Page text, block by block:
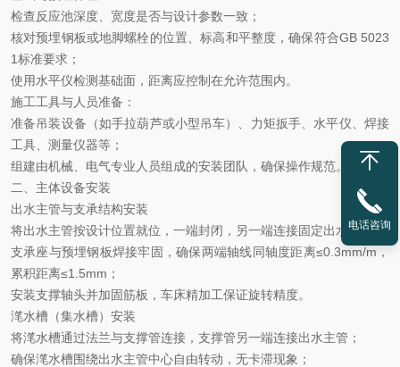
检查反应池深度、宽度是否与设计参数一致；
核对预埋钢板或地脚螺栓的位置、标高和平整度，确保符合GB 5023
1标准要求；
使用水平仪检测基础面，距离应控制在允许范围内。
施工工具与人员准备 ‌：
准备吊装设备（如手拉葫芦或小型吊车）、力矩扳手、水平仪、焊接
工具、测量仪器等；
组建由机械、电气专业人员组成的安装团队，确保操作规范。
二、主体设备安装
出水主管与支承结构安装
将出水主管按设计位置就位，一端封闭，另一端连接固定出水管；
支承座与预埋钢板焊接牢固，确保两端轴线同轴度距离≤0.3mm/m，
累积距离≤1.5mm；
安装支撑轴头并加固筋板，车床精加工保证旋转精度。
滗水槽（集水槽）安装
将滗水槽通过法兰与支撑管连接，支撑管另一端连接出水主管；
确保滗水槽围绕出水主管中心自由转动，无卡滞现象；
电话咨询